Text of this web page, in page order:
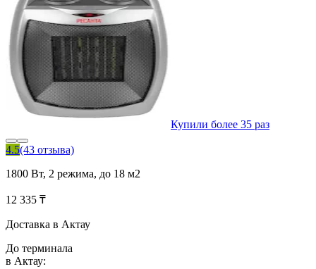
Купили более 35 раз
4.5(43 отзыва)
1800 Вт, 2 режима, до 18 м2
12 335 ₸
Доставка в Актау
До терминала
в Актау: